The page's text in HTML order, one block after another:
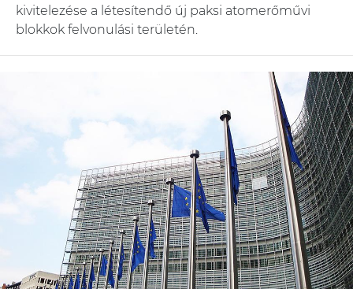
kivitelezése a létesítendő új paksi atomerőművi
blokkok felvonulási területén.